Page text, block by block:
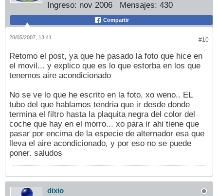
Ingreso: nov 2006 Mensajes: 430
Compartir
#10
28/05/2007, 13:41
Retomo el post, ya que he pasado la foto que hice en
el movil... y explico que es lo que estorba en los que
tenemos aire acondicionado
No se ve lo que he escrito en la foto, xo weno.. EL
tubo del que hablamos tendria que ir desde donde
termina el filtro hasta la plaquita negra del color del
coche que hay en el morro... xo para ir ahi tiene que
pasar por encima de la especie de alternador esa que
lleva el aire acondicionado, y por eso no se puede
poner. saludos
dixio